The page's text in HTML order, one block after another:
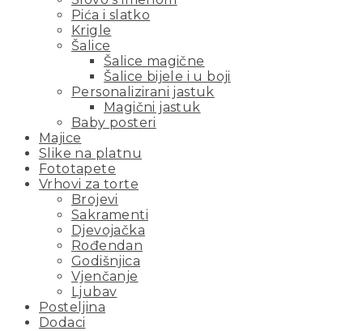
Pića i slatko
Krigle
Šalice
Šalice magične
Šalice bijele i u boji
Personalizirani jastuk
Magični jastuk
Baby posteri
Majice
Slike na platnu
Fototapete
Vrhovi za torte
Brojevi
Sakramenti
Djevojačka
Rođendan
Godišnjica
Vjenčanje
Ljubav
Posteljina
Dodaci